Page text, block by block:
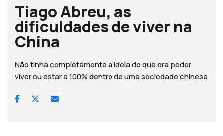
Tiago Abreu, as
dificuldades de viver na
China
Não tinha completamente a ideia do que era poder
viver ou estar a 100% dentro de uma sociedade chinesa